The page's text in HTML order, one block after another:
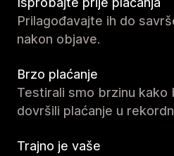
Prilagođavajte ih do
nakon objave.
Brzo plaćanje
Testirali smo brzinu kako
dovršili plaćanje u
Trajno je vaše